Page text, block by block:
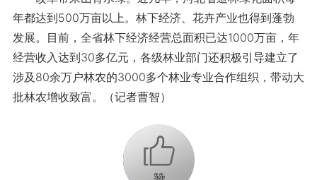
年都达到500万亩以上。林下经济、花卉产业也得到蓬勃
发展。目前，全省林下经济经营总面积已达1000万亩，年
经营收入达到30多亿元，各级林业部门还积极引导建立了
涉及80余万户林农的3000多个林业专业合作组织，带动大
批林农增收致富。（记者曹智）
+1